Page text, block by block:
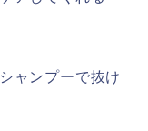
ャンプーで抜け